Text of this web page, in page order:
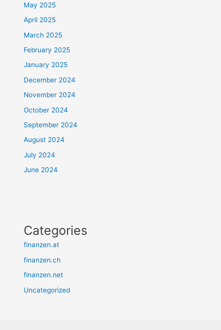
May 2025
April 2025
March 2025
February 2025
January 2025
December 2024
November 2024
October 2024
September 2024
August 2024
July 2024
June 2024
Categories
finanzen.at
finanzen.ch
finanzen.net
Uncategorized